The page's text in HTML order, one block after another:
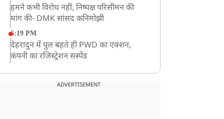
हमने कभी विरोध नहीं, निष्पक्ष परिसीमन की
मांग की- DMK सांसद कनिमोझी
6:19 PM
देहरादुन में पुल बहते ही PWD का एक्शन,
कंपनी का रजिस्ट्रेशन सस्पेंड
खराब मौसम की चेतावनी के कारण अमरनाथ
ADVERTISEMENT